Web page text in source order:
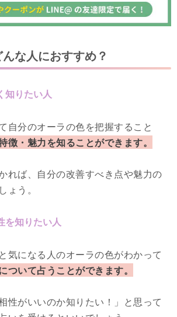
な人におすすめ？
知りたい人
自分のオーラの色を把握すること
徴・魅力を知ることができます。
れば、自分の改善すべき点や魅力の
ょう。
を知りたい人
気になる人のオーラの色がわかって
ついて占うことができます。
性がいいのか知りたい！」と思って